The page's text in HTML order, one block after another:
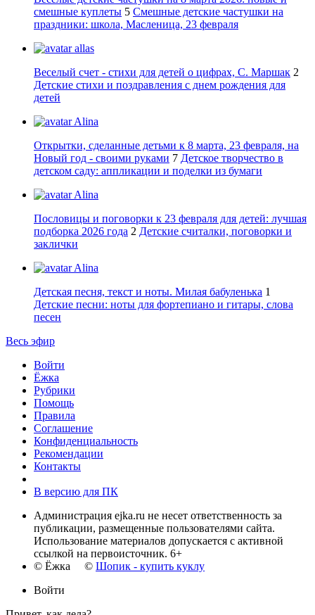
смешные куплеты 5 Смешные детские частушки на
праздники: школа, Масленица, 23 февраля
allas
Веселый счет - стихи для детей о цифрах, С. Маршак 2
Детские стихи и поздравления с днем рождения для
детей
Alina
Открытки, сделанные детьми к 8 марта, 23 февраля, на
Новый год - своими руками 7 Детское творчество в
детском саду: аппликации и поделки из бумаги
Alina
Пословицы и поговорки к 23 февраля для детей: лучшая
подборка 2026 года 2 Детские считалки, поговорки и
заклички
Alina
Детская песня, текст и ноты. Милая бабуленька 1
Детские песни: ноты для фортепиано и гитары, слова
песен
Весь эфир
Войти
Ёжка
Рубрики
Помощь
Правила
Соглашение
Конфиденциальность
Рекомендации
Контакты
В версию для ПК
Администрация ejka.ru не несет ответственность за
публикации, размещенные пользователями сайта.
Использование материалов допускается с активной
ссылкой на первоисточник. 6+
© Ёжка © Шопик - купить куклу
Войти